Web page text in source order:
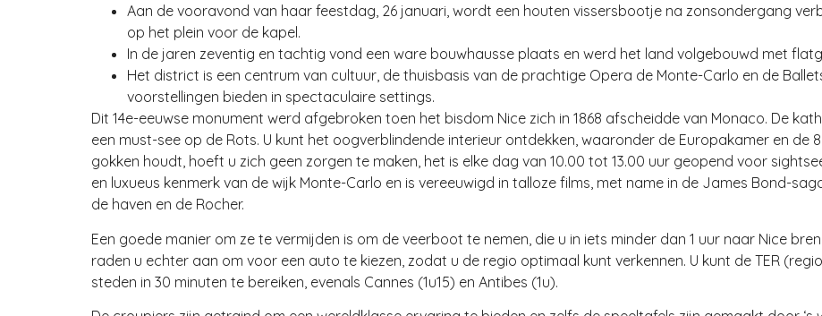
Aan de vooravond van haar feestdag, 26 januari, wordt een houten vissersbootje na zonsondergang
op het plein voor de kapel.
In de jaren zeventig en tachtig vond een ware bouwhausse plaats en werd het land volgebouwd met
Het district is een centrum van cultuur, de thuisbasis van de prachtige Opera de Monte-Carlo en de
voorstellingen bieden in spectaculaire settings.
Dit 14e-eeuwse monument werd afgebroken toen het bisdom Nice zich in 1868 afscheidde van Monaco. De
een must-see op de Rots. U kunt het oogverblindende interieur ontdekken, waaronder de Europakamer en de
gokken houdt, hoeft u zich geen zorgen te maken, het is elke dag van 10.00 tot 13.00 uur geopend voor
en luxueus kenmerk van de wijk Monte-Carlo en is vereeuwigd in talloze films, met name in de James Bond-
de haven en de Rocher.
Een goede manier om ze te vermijden is om de veerboot te nemen, die u in iets minder dan 1 uur naar Nice
raden u echter aan om voor een auto te kiezen, zodat u de regio optimaal kunt verkennen. U kunt de TER
steden in 30 minuten te bereiken, evenals Cannes (1u15) en Antibes (1u).